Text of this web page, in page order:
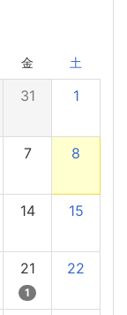
金 土
31 1
7 8
14 15
21
1
22